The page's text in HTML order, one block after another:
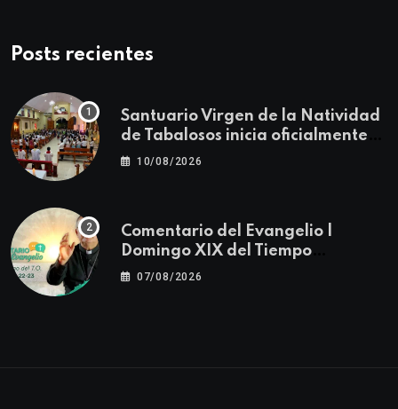
Posts recientes
Santuario Virgen de la Natividad
de Tabalosos inicia oficialmente
las actividades de la Festividad
10/08/2026
Comentario del Evangelio |
Domingo XIX del Tiempo
Ordinario | Mateo 14, 22-23
07/08/2026